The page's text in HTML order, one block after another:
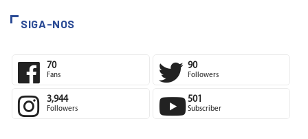
SIGA-NOS
70
Fans
90
Followers
3,944
Followers
501
Subscriber